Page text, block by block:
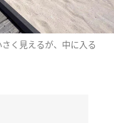
く見えるが、中に入る